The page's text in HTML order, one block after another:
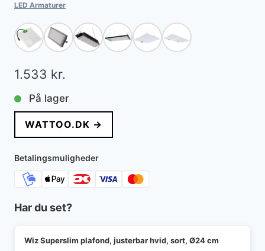
LED Armaturer
1.533 kr.
På lager
WATTOO.DK →
Betalingsmuligheder
Har du set?
Wiz Superslim plafond, justerbar hvid, sort, Ø24 cm